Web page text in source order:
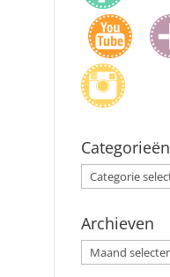
Categorieën
Categorieën
Archieven
Archieven